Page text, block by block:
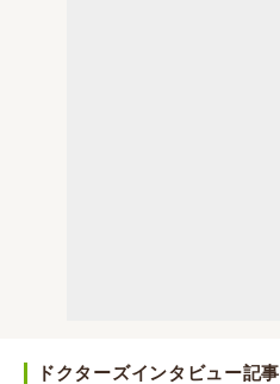
ドクターズインタビュー記事